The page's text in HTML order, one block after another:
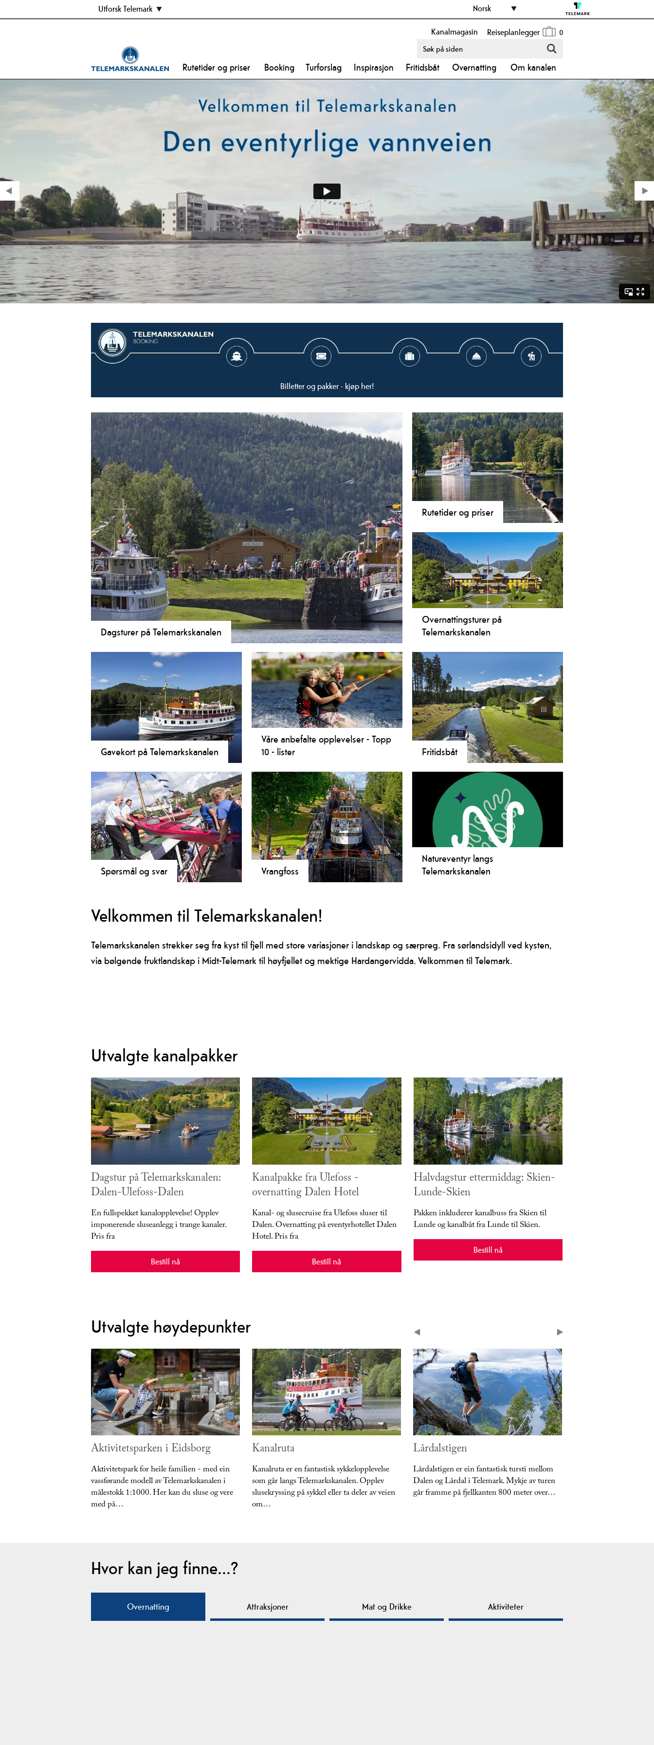
Utforsk Telemark Norsk
Reiseplanlegger 0
Kanalmagasin
Rutetider og priser Booking Turforslag Inspirasjon Fritidsbåt Overnatting Om kanalen
Billetter og pakker - kjøp her!
Dagsturer på Telemarkskanalen
Dagsturer på Telemarkskanalen er turer som kan gjennomføres på én dag med
kombinasjonen rutebåt på Telemarkskanalen og buss. Turene kan tas fra flere stoppesteder
langs Telemarkskanalen, og gir deg muligheten for turer med start og stopp samme sted.
Vi presenterer også et par turer med båt begge veier.
Rutetider og priser
Rutetider og priser for passasjerbåtene
på Telemarkskanalen
Overnattingsturer på
Telemarkskanalen
En båtreise på Telemarkskanalen kan
fint kombineres med overnatting. Vi
tilbyr ferdige pakkeløsninger.
Gavekort på Telemarkskanalen
Kjøp et gavekort til en du bryr deg om!
Våre anbefalte opplevelser - Topp
10 - lister
Telemarkskanalen og områdene rundt
byr på mange unike opplevelser. Her
finner du våre anbefalte opplevelser!
Fritidsbåt
Informasjon for deg som vil oppleve
Telemarkskanalen med egen båt. Her
kan du finne informasjon om
åpningstider og priser, slusing,
gjestehavner, leirplasser og mer.
Spørsmål og svar Vrangfoss
Natureventyr langs
Telemarkskanalen
Velkommen til Telemarkskanalen!
Telemarkskanalen strekker seg fra kyst til fjell med store variasjoner i landskap og særpreg. Fra sørlandsidyll ved kysten,
via bølgende fruktlandskap i Midt-Telemark til høyfjellet og mektige Hardangervidda. Velkommen til Telemark.
Utvalgte kanalpakker
Dagstur på Telemarkskanalen:
Dalen-Ulefoss-Dalen
En fullspekket kanalopplevelse! Opplev
imponerende sluseanlegg i trange kanaler.
Pris fra
Bestill nå
Kanalpakke fra Ulefoss -
overnatting Dalen Hotel
Kanal- og slusecruise fra Ulefoss sluser til
Dalen. Overnatting på eventyrhotellet Dalen
Hotel. Pris fra
Bestill nå
Halvdagstur ettermiddag: Skien-
Lunde-Skien
Pakken inkluderer kanalbuss fra Skien til
Lunde og kanalbåt fra Lunde til Skien.
Bestill nå
Utvalgte høydepunkter
Aktivitetsparken i Eidsborg
Aktivitetspark for heile familien - med ein
vassførande modell av Telemarkskanalen i
målestokk 1:1000. Her kan du sluse og vere
med på…
Kanalruta
Kanalruta er en fantastisk sykkelopplevelse
som går langs Telemarkskanalen. Opplev
slusekryssing på sykkel eller ta deler av veien
om…
Lårdalstigen
Lårdalstigen er ein fantastisk tursti mellom
Dalen og Lårdal i Telemark. Mykje av turen
går framme på fjellkanten 800 meter over…
Hvor kan jeg finne...?
Overnatting Attraksjoner Mat og Drikke Aktiviteter